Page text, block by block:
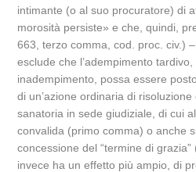
intimante (o al suo procuratore) di
morosità persiste» e che, quindi,
663, terzo comma, cod. proc. civ.)
esclude che l’adempimento
inadempimento, possa essere
di un’azione ordinaria di
sanatoria in sede giudiziale, di cui
convalida (primo comma) o anche
concessione del “termine di
invece ha un effetto più ampio, di